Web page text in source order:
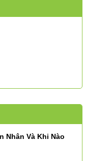
Nhân Và Khi Nào